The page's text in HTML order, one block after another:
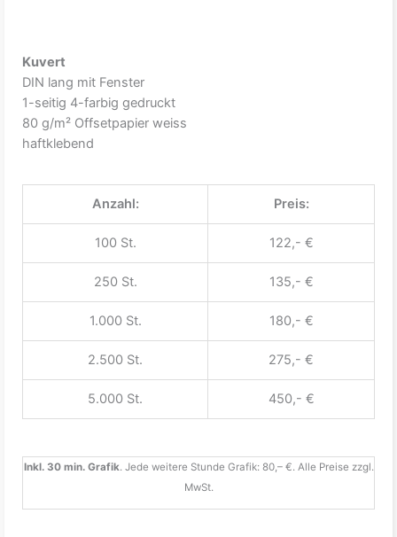
Kuvert
DIN lang mit Fenster
1-seitig 4-farbig gedruckt
80 g/m² Offsetpapier weiss
haftklebend
Anzahl: Preis:
100 St. 122,- €
250 St. 135,- €
1.000 St. 180,- €
2.500 St. 275,- €
5.000 St. 450,- €
Inkl. 30 min. Grafik. Jede weitere Stunde Grafik: 80,– €. Alle Preise zzgl.
MwSt.